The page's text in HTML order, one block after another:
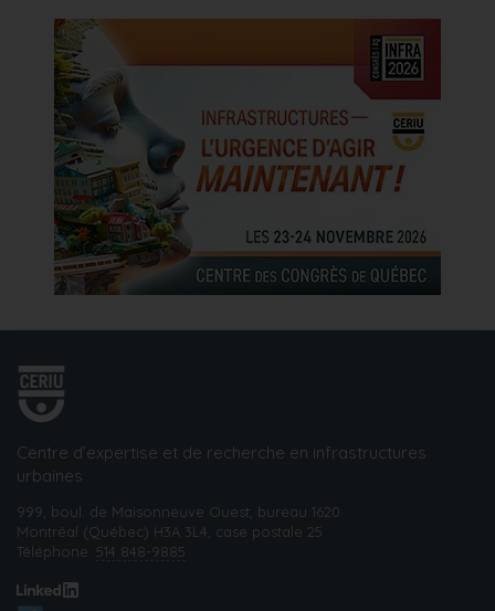
Centre d’expertise et de recherche en infrastructures
urbaines
999, boul. de Maisonneuve Ouest, bureau 1620
Montréal (Québec) H3A 3L4, case postale 25
Téléphone: 514 848-9885